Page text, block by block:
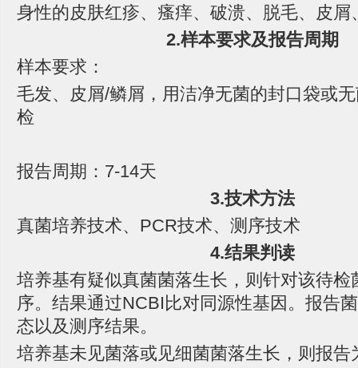
身性的皮肤红疹、瘙痒、破溃、脱毛、皮屑
2.样本要求及报告周期
样本要求：
毛发、皮屑/鳞屑，用洁净无菌的封口袋或
检
报告周期：7-14天
3.技术方法
真菌培养技术、PCR技术、测序技术
4.结果判读
培养基有疑似真菌菌落生长，则针对该待检
序。结果通过NCBI比对同源性基因。报告
态以及测序结果。
培养基未见菌落或见细菌菌落生长，则报告